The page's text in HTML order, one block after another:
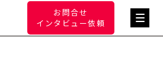
お問合せ
インタビュー依頼